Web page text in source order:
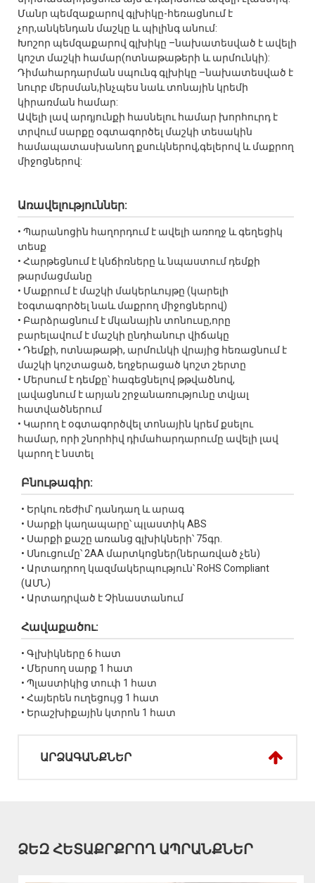
Մանր պեմզաքարով գլխիկը-հեռացնում է
չոր,անկենդան մաշկը և պիլինգ անում:
Խոշոր պեմզաքարով գլխիկը –նախատեսված է ավելի
կոշտ մաշկի համար(ոտնաթաթերի և արմունկի):
Դիմահարդարման սպունգ գլխիկը –նախատեսված է
նուրբ մերսման,ինչպես նաև տոնային կրեմի
կիրառման համար:
Ավելի լավ արդյունքի հասնելու համար խորհուրդ է
տրվում սարքը օգտագործել մաշկի տեսակին
համապատասխանող քսուկներով,գելերով և մաքրող
միջոցներով:
Առավելություններ:
• Պարանոցին հաղորդում է ավելի առողջ և գեղեցիկ
տեսք
• Հարթեցնում է կնճիռները և նպաստում դեմքի
թարմացմանը
• Մաքրում է մաշկի մակերևույթը (կարելի
էօգտագործել նաև մաքրող միջոցներով)
• Բարձրացնում է մկանային տոնուսը,որը
բարելավում է մաշկի ընդհանուր վիճակը
• Դեմքի, ոտնաթաթի, արմունկի վրայից հեռացնում է
մաշկի կոշտացած, եղջերացած կոշտ շերտը
• Մերսում է դեմքը՝ հագեցնելով թթվածնով,
լավացնում է արյան շրջանառությունը տվյալ
հատվածներում
• Կարող է օգտագործվել տոնային կրեմ քսելու
համար, որի շնորհիվ դիմահարդարումը ավելի լավ
կարող է նստել
Բնութագիր:
• Երկու ռեժիմ՝ դանդաղ և արագ
• Սարքի կաղապարը՝ պլաստիկ ABS
• Սարքի քաշը առանց գլխիկների՝ 75գր.
• Սնուցումը՝ 2AA մարտկոցներ(ներառված չեն)
• Արտադրող կազմակերպություն՝ RoHS Compliant
(ԱՄՆ)
• Արտադրված է Չինաստանում
Հավաքածու:
• Գլխիկները 6 հատ
• Մերսող սարք 1 հատ
• Պլաստիկից տուփ 1 հատ
• Հայերեն ուղեցույց 1 հատ
• Երաշխիքային կտրոն 1 հատ
ԱՐՁԱԳԱՆՔՆԵՐ
ՁԵԶ ՀԵՏԱՔՐՔՐՈՂ ԱՊՐԱՆՔՆԵՐ